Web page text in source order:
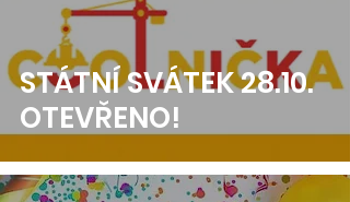
STÁTNÍ SVÁTEK 28.10.
OTEVŘENO!